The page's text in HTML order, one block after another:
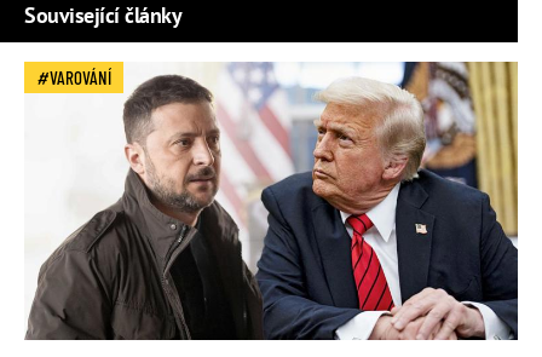
Související články
VAROVÁNÍ